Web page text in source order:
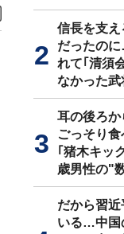
信長を支え
だったの
れて｢清須
なかった
耳の後ろ
ごっそり
｢猪木キッ
歳男性の"
だから習
いる…中国